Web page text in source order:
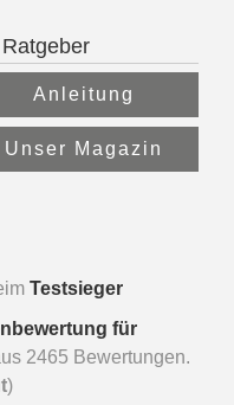
Anleitung
Unser Magazin
Testsieger
für
2465 Bewertungen.
)